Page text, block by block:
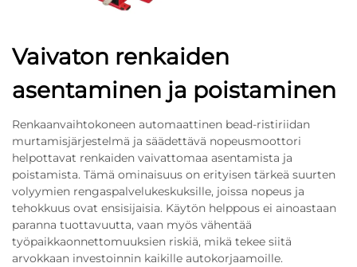
Vaivaton renkaiden
asentaminen ja poistaminen
Renkaanvaihtokoneen automaattinen bead-ristiriidan
murtamisjärjestelmä ja säädettävä nopeusmoottori
helpottavat renkaiden vaivattomaa asentamista ja
poistamista. Tämä ominaisuus on erityisen tärkeä suurten
volyymien rengaspalvelukeskuksille, joissa nopeus ja
tehokkuus ovat ensisijaisia. Käytön helppous ei ainoastaan
paranna tuottavuutta, vaan myös vähentää
työpaikkaonnettomuuksien riskiä, mikä tekee siitä
arvokkaan investoinnin kaikille autokorjaamoille.